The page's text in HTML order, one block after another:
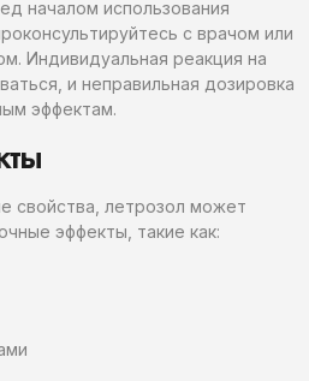
началом использования
с врачом или
Индивидуальная реакция на
и неправильная дозировка
эффектам.
свойства, летрозол может
эффекты, такие как: